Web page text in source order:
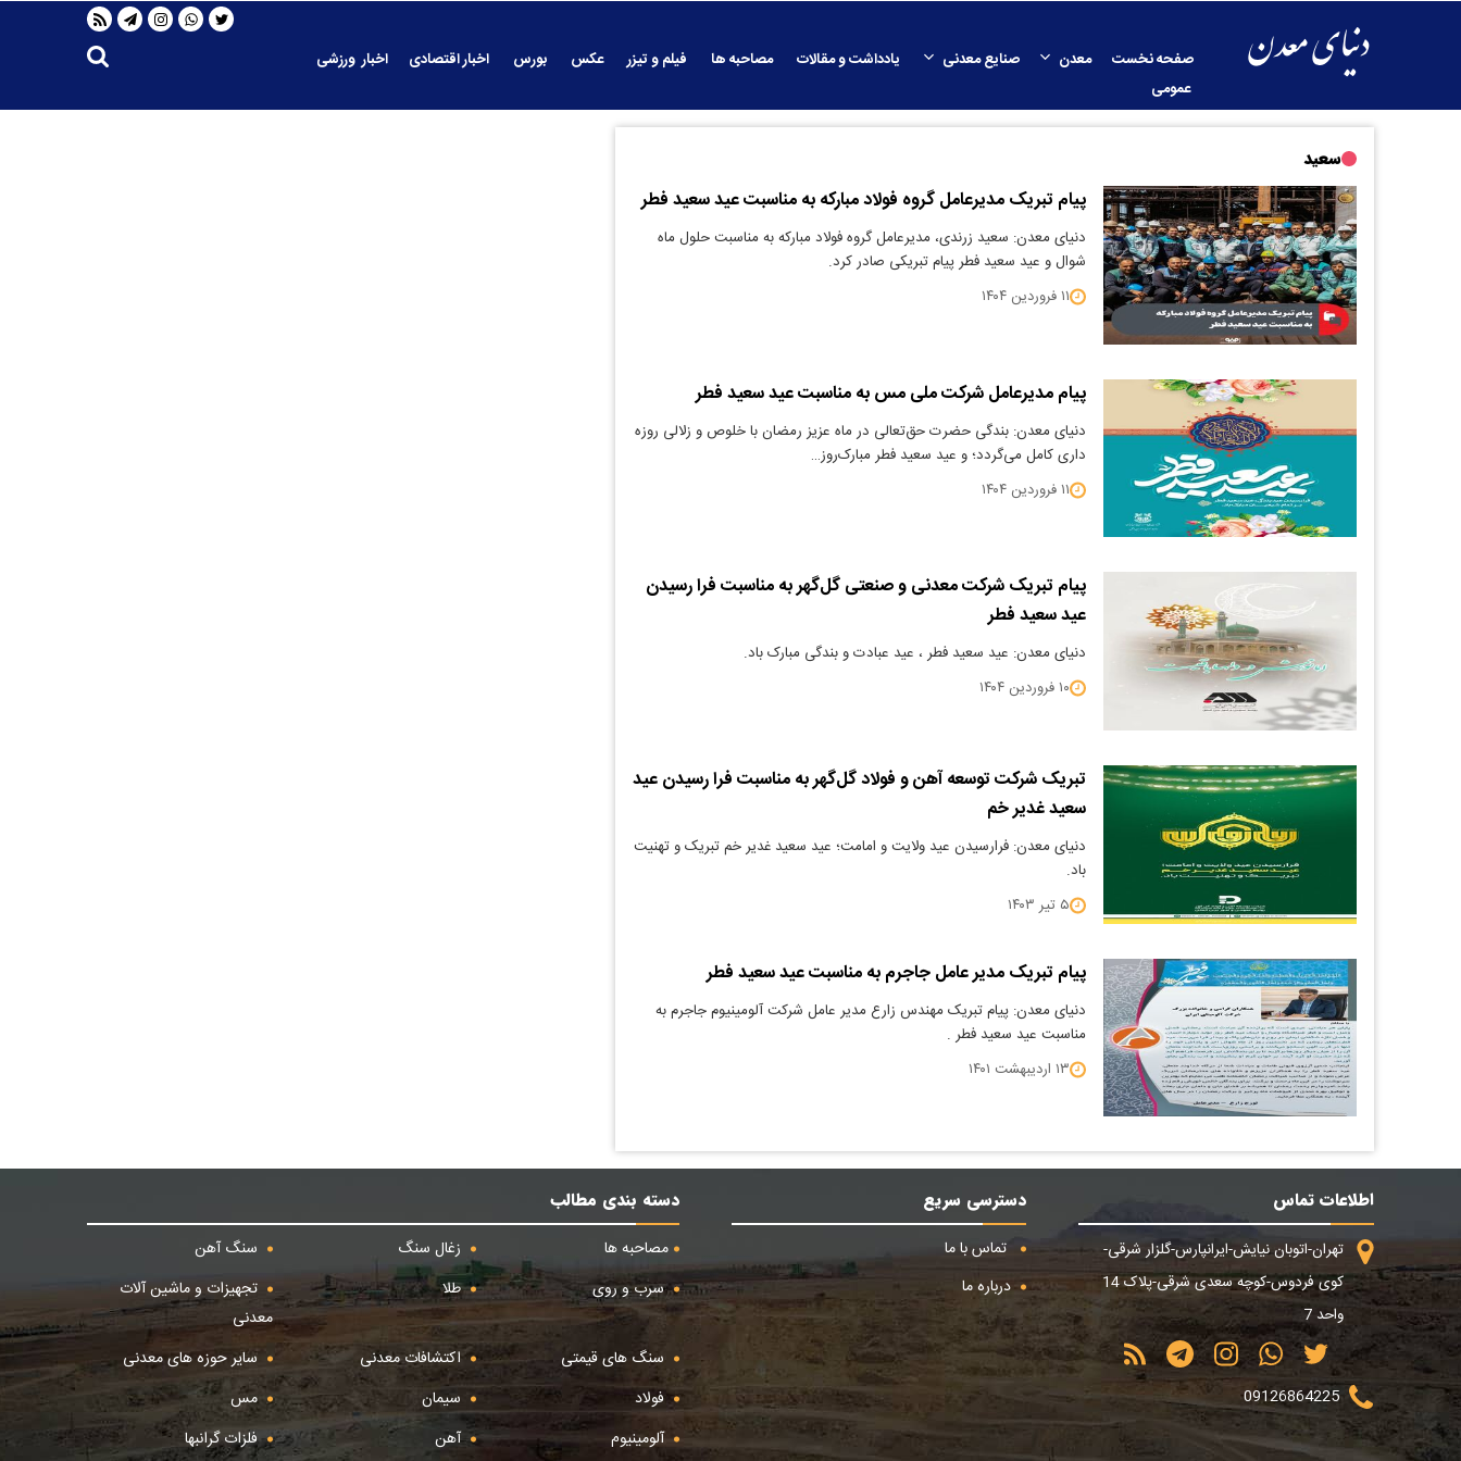
صفحه نخست معدن صنایع معدنی یادداشت و مقالات مصاحبه ها فیلم و تیزر عکس بورس اخبار اقتصادی
اخبار ورزشی
عمومی
سعید
پیام تبریک مدیرعامل گروه فولاد مبارکه به مناسبت عید سعید فطر
دنیای معدن: سعید زرندی، مدیرعامل گروه فولاد مبارکه به مناسبت حلول ماه
شوال و عید سعید فطر پیام تبریکی صادر کرد.
۱۱ فروردین ۱۴۰۴
پیام مدیرعامل شرکت ملی مس به مناسبت عید سعید فطر
دنیای معدن: بندگی حضرت حق‌تعالی در ماه عزیز رمضان با خلوص و زلالی روزه
داری کامل می‌گردد؛ و عید سعید فطر مبارک‌روز…
۱۱ فروردین ۱۴۰۴
پیام تبریک شرکت معدنی و صنعتی گل‌گهر به مناسبت فرا رسیدن
عید سعید فطر
دنیای معدن: عید سعید فطر ، عید عبادت و بندگی مبارک باد.
۱۰ فروردین ۱۴۰۴
تبریک شرکت توسعه آهن و فولاد گل‌گهر به مناسبت فرا رسیدن عید
سعید غدیر خم
دنیای معدن: فرارسیدن عید ولایت و امامت؛ عید سعید غدیر خم تبریک و تهنیت
باد.
۵ تیر ۱۴۰۳
پیام تبریک مدیر عامل جاجرم به مناسبت عید سعید فطر
دنیای معدن: پیام تبریک مهندس زارع مدیر عامل شرکت آلومینیوم جاجرم به
مناسبت عید سعید فطر .
۱۳ اردیبهشت ۱۴۰۱
اطلاعات تماس
تهران-اتوبان نیایش-ایرانپارس-گلزار شرقی-
کوی فردوس-کوچه سعدی شرقی-پلاک 14
واحد 7
09126864225
دسترسی سریع
تماس با ما
درباره ما
دسته بندی مطالب
مصاحبه ها
زغال سنگ
سنگ آهن
سرب و روی
طلا
تجهیزات و ماشین آلات
معدنی
سنگ های قیمتی
اکتشافات معدنی
سایر حوزه های معدنی
فولاد
سیمان
مس
آلومینیوم
آهن فلزات گرانبها